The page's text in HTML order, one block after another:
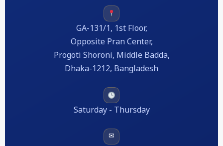
GA-131/1, 1st Floor,
Opposite Pran Center,
Progoti Shoroni, Middle Badda,
Dhaka-1212, Bangladesh
Saturday - Thursday
✉